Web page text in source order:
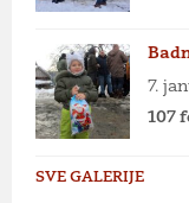
7.
107
SVE GALERIJE